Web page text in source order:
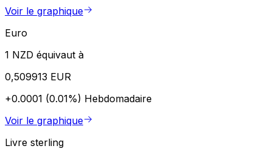
Voir le graphique
Euro
1 NZD équivaut à
0,509913 EUR
+0.0001 (0.01%) Hebdomadaire
Voir le graphique
Livre sterling